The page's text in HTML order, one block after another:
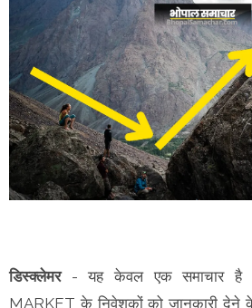
डिस्क्लेमर - यह केवल एक समाचार है
MARKET के निवेशकों को जानकारी देने के